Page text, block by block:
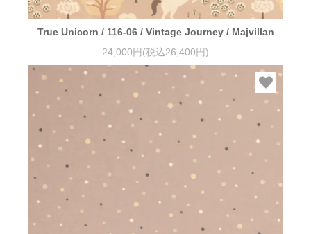
True Unicorn / 116-06 / Vintage Journey / Majvillan
24,000円(税込26,400円)